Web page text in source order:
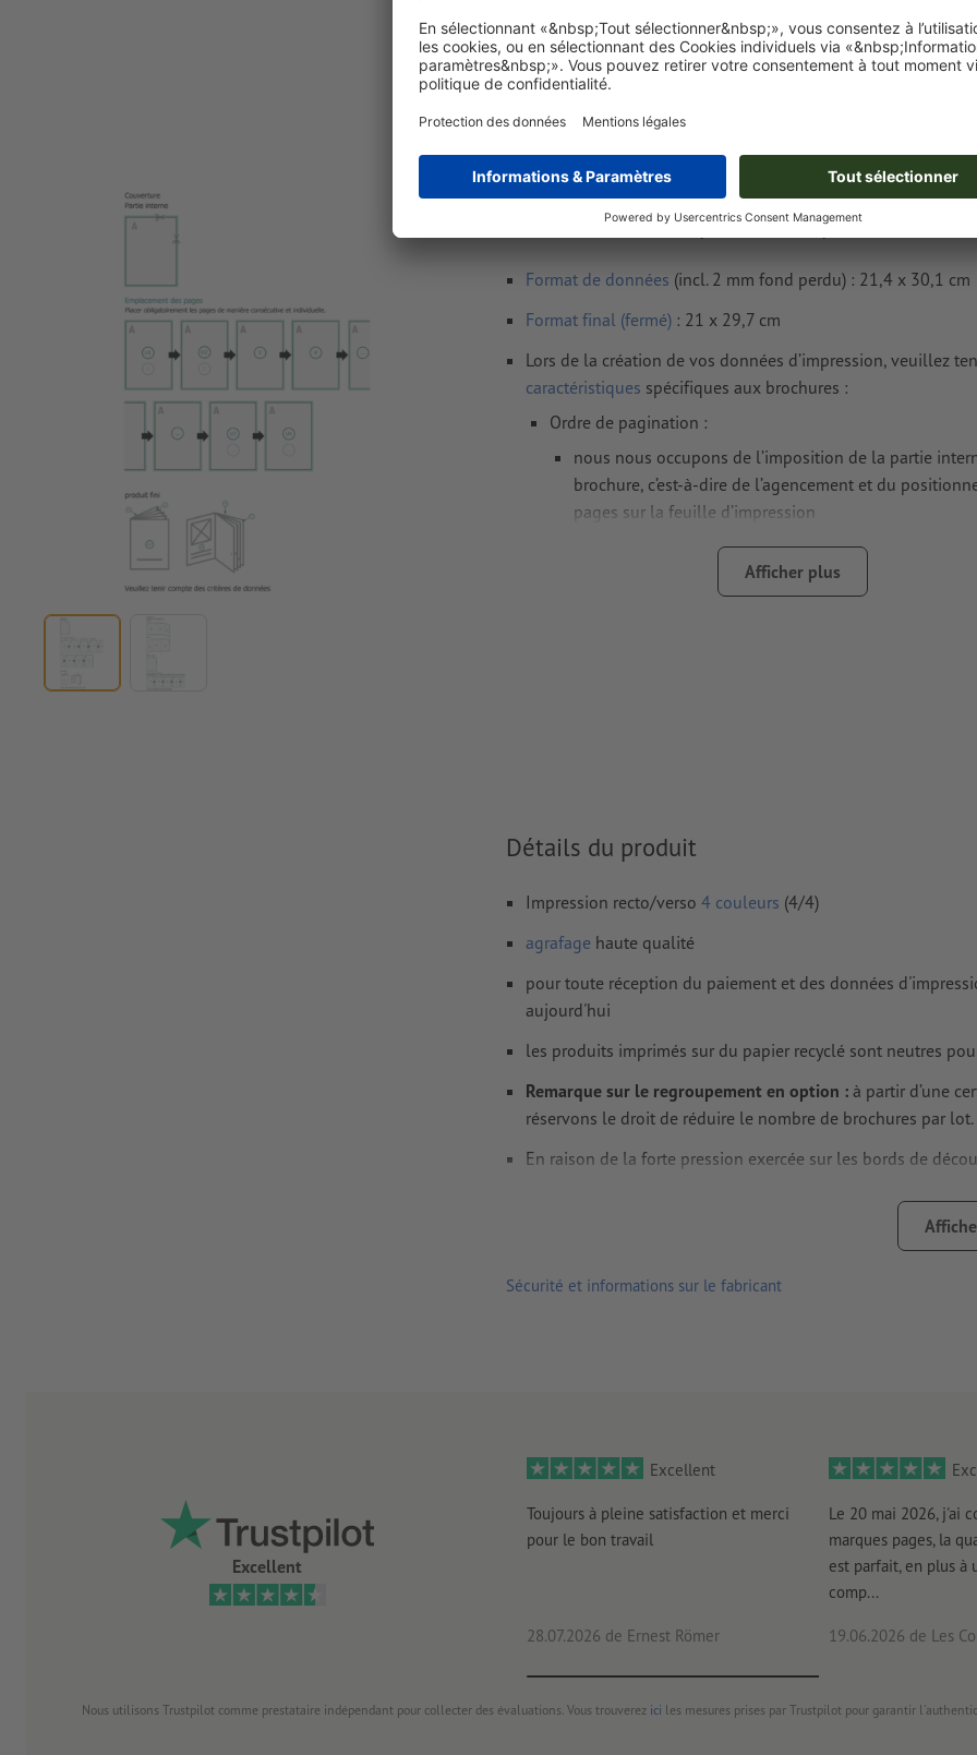
HT
CHF 377.30
8.1%
lun. 10 août - mar. 11 août
Poids: env.28,69 kg
Exigences relatives aux fichiers
Brochures avec Impression Express, A4
Format de données (incl. 2 mm fond perdu) : 21,4 x 30,1 cm
Format final (fermé) : 21 x 29,7 cm
Lors de la création de vos données d’impression, veuillez
caractéristiques spécifiques aux brochures :
Ordre de pagination :
nous nous occupons de l’imposition de la partie
brochure, c’est-à-dire de l’agencement et du
pages sur la feuille d’impression
pour cela, veuillez nous envoyer un fichier PDF
pages de votre brochure (pages simples) dans leur
distance de min. 5 mm du format final
être vectorisés
Mode couleur :
CMJN, FOGRA51 (PSO Coated v3) pour les
FOGRA52 (PSO Uncoated v3 FOGRA52) pour les papiers
Nous ne vérifions pas les
Nous ne vérifions pas les
réglages de surimpression
commentaires
sont supprimés et ne seront ainsi pas
Comment créer correctement des fichiers d'impression?
Afficher plus
Détails du produit
Impression recto/verso 4 couleurs (4/4)
agrafage haute qualité
pour toute réception du paiement et des données
aujourd'hui
les produits imprimés sur du papier recyclé sont neutres
Remarque sur le regroupement en option : à partir d’une
réservons le droit de réduire le nombre de brochures par lot.
En raison de la forte pression exercée sur les bords de
Sécurité et informations sur le fabricant
Excellent
Excellent
Toujours à pleine satisfaction et merci
pour le bon travail
28.07.2026 de Ernest Römer
Le 20 mai 2026, j'ai
marques pages, la
est parfait, en plus
comp...
19.06.2026 de Les
Nous utilisons Trustpilot comme prestataire indépendant pour collecter des évaluations. Vous trouverez ici les mesures prises par Trustpilot pour garantir